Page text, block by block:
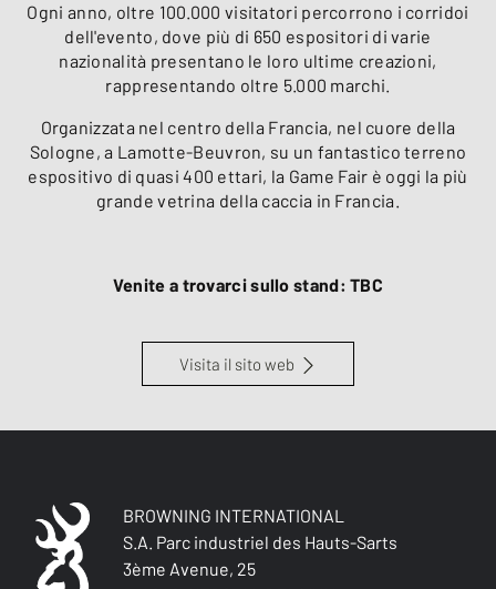
Ogni anno, oltre 100.000 visitatori percorrono i corridoi
dell'evento, dove più di 650 espositori di varie
nazionalità presentano le loro ultime creazioni,
rappresentando oltre 5.000 marchi.
Organizzata nel centro della Francia, nel cuore della
Sologne, a Lamotte-Beuvron, su un fantastico terreno
espositivo di quasi 400 ettari, la Game Fair è oggi la più
grande vetrina della caccia in Francia.
Venite a trovarci sullo stand: TBC
Visita il sito web
BROWNING INTERNATIONAL
S.A. Parc industriel des Hauts-Sarts
3ème Avenue, 25